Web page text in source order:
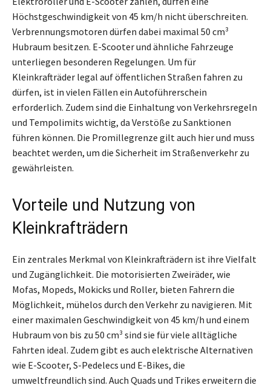
Höchstgeschwindigkeit von 45 km/h nicht überschreiten.
Verbrennungsmotoren dürfen dabei maximal 50 cm³
Hubraum besitzen. E-Scooter und ähnliche Fahrzeuge
unterliegen besonderen Regelungen. Um für
Kleinkrafträder legal auf öffentlichen Straßen fahren zu
dürfen, ist in vielen Fällen ein Autoführerschein
erforderlich. Zudem sind die Einhaltung von Verkehrsregeln
und Tempolimits wichtig, da Verstöße zu Sanktionen
führen können. Die Promillegrenze gilt auch hier und muss
beachtet werden, um die Sicherheit im Straßenverkehr zu
gewährleisten.
Vorteile und Nutzung von
Kleinkrafträdern
Ein zentrales Merkmal von Kleinkrafträdern ist ihre Vielfalt
und Zugänglichkeit. Die motorisierten Zweiräder, wie
Mofas, Mopeds, Mokicks und Roller, bieten Fahrern die
Möglichkeit, mühelos durch den Verkehr zu navigieren. Mit
einer maximalen Geschwindigkeit von 45 km/h und einem
Hubraum von bis zu 50 cm³ sind sie für viele alltägliche
Fahrten ideal. Zudem gibt es auch elektrische Alternativen
wie E-Scooter, S-Pedelecs und E-Bikes, die
umweltfreundlich sind. Auch Quads und Trikes erweitern die